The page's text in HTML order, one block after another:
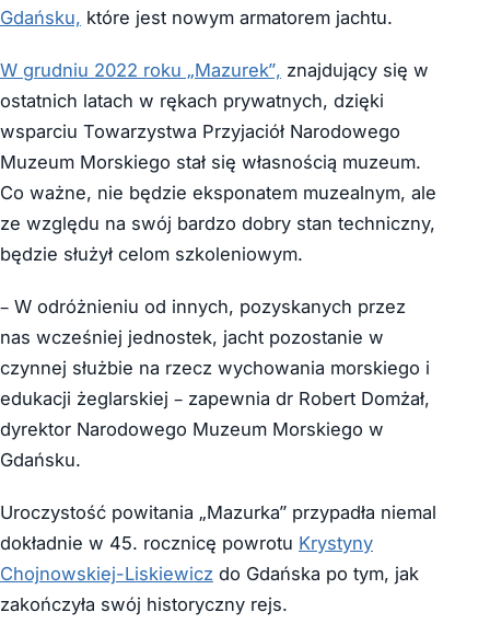
Gdańsku, które jest nowym armatorem jachtu.
W grudniu 2022 roku „Mazurek”, znajdujący się w
ostatnich latach w rękach prywatnych, dzięki
wsparciu Towarzystwa Przyjaciół Narodowego
Muzeum Morskiego stał się własnością muzeum.
Co ważne, nie będzie eksponatem muzealnym, ale
ze względu na swój bardzo dobry stan techniczny,
będzie służył celom szkoleniowym.
– W odróżnieniu od innych, pozyskanych przez
nas wcześniej jednostek, jacht pozostanie w
czynnej służbie na rzecz wychowania morskiego i
edukacji żeglarskiej – zapewnia dr Robert Domżał,
dyrektor Narodowego Muzeum Morskiego w
Gdańsku.
Uroczystość powitania „Mazurka” przypadła niemal
dokładnie w 45. rocznicę powrotu Krystyny
Chojnowskiej-Liskiewicz do Gdańska po tym, jak
zakończyła swój historyczny rejs.